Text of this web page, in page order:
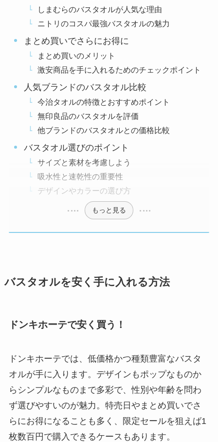
しまむらのバスタオルが人気な理由
ニトリのコスパ最強バスタオルの魅力
まとめ買いでさらにお得に
まとめ買いのメリット
激安商品を手に入れるためのチェックポイント
人気ブランドのバスタオル比較
今治タオルの特徴とおすすめポイント
無印良品のバスタオルを評価
他ブランドのバスタオルとの価格比較
バスタオル選びのポイント
サイズと素材を考慮しよう
吸水性と速乾性の重要性
デザインやカラーの選び方
もっと見る
バスタオルを安く手に入れる方法
ドンキホーテで安く買う！
ドンキホーテでは、低価格かつ種類豊富なバスタ
オルが手に入ります。デザインもポップなものか
らシンプルなものまで多彩で、性別や年齢を問わ
ず選びやすいのが魅力。特売日やまとめ買いでさ
らにお得になることも多く、限定セールを狙えば1
枚数百円で購入できるケースもあります。